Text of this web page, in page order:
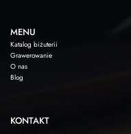
MENU
Katalog biżuterii
Grawerowanie
O nas
Blog
KONTAKT